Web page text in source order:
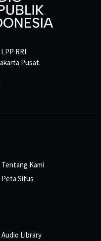
RRI
Pusat.
Tentang Kami
Peta Situs
Audio Library